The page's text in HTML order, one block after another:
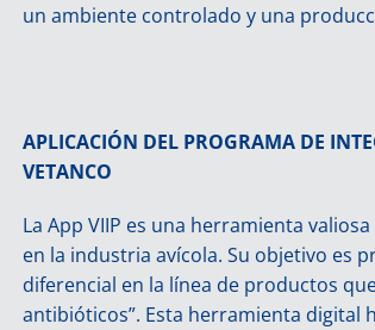
un ambiente controlado y una
APLICACIÓN DEL PROGRAMA DE
VETANCO
La App VIIP es una herramienta
en la industria avícola. Su objetivo es
diferencial en la línea de productos
antibióticos”. Esta herramienta digital